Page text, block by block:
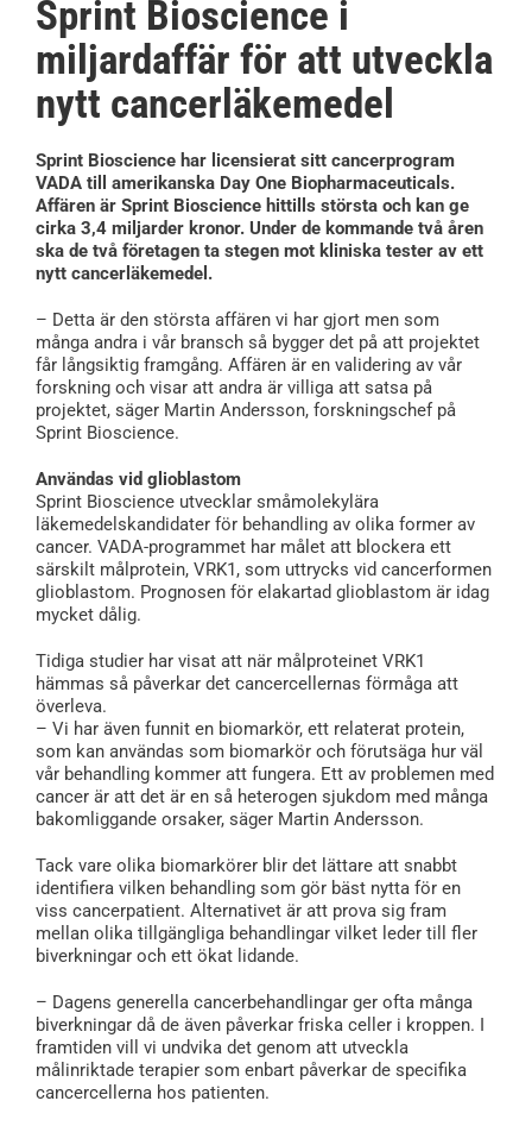
Sprint Bioscience i
miljardaffär för att utveckla
nytt cancerläkemedel
Sprint Bioscience har licensierat sitt cancerprogram
VADA till amerikanska Day One Biopharmaceuticals.
Affären är Sprint Bioscience hittills största och kan ge
cirka 3,4 miljarder kronor. Under de kommande två åren
ska de två företagen ta stegen mot kliniska tester av ett
nytt cancerläkemedel.
– Detta är den största affären vi har gjort men som
många andra i vår bransch så bygger det på att projektet
får långsiktig framgång. Affären är en validering av vår
forskning och visar att andra är villiga att satsa på
projektet, säger Martin Andersson, forskningschef på
Sprint Bioscience.
Användas vid glioblastom
Sprint Bioscience utvecklar småmolekylära
läkemedelskandidater för behandling av olika former av
cancer. VADA-programmet har målet att blockera ett
särskilt målprotein, VRK1, som uttrycks vid cancerformen
glioblastom. Prognosen för elakartad glioblastom är idag
mycket dålig.
Tidiga studier har visat att när målproteinet VRK1
hämmas så påverkar det cancercellernas förmåga att
överleva.
– Vi har även funnit en biomarkör, ett relaterat protein,
som kan användas som biomarkör och förutsäga hur väl
vår behandling kommer att fungera. Ett av problemen med
cancer är att det är en så heterogen sjukdom med många
bakomliggande orsaker, säger Martin Andersson.
Tack vare olika biomarkörer blir det lättare att snabbt
identifiera vilken behandling som gör bäst nytta för en
viss cancerpatient. Alternativet är att prova sig fram
mellan olika tillgängliga behandlingar vilket leder till fler
biverkningar och ett ökat lidande.
– Dagens generella cancerbehandlingar ger ofta många
biverkningar då de även påverkar friska celler i kroppen. I
framtiden vill vi undvika det genom att utveckla
målinriktade terapier som enbart påverkar de specifika
cancercellerna hos patienten.